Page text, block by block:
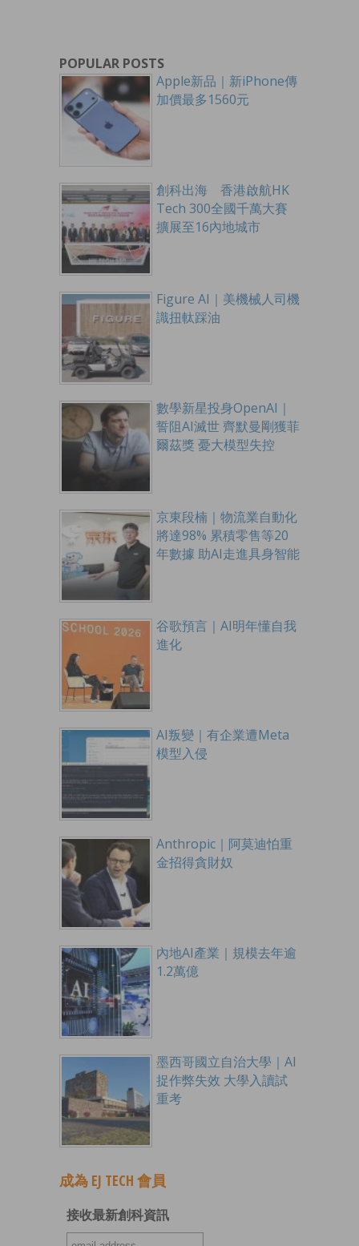
POPULAR POSTS
Apple新品｜新iPhone傳
加價最多1560元
創科出海 香港啟航HK
Tech 300全國千萬大賽
擴展至16內地城市
Figure AI｜美機械人司機
識扭軚踩油
數學新星投身OpenAI｜
誓阻AI滅世 齊默曼剛獲菲
爾茲獎 憂大模型失控
京東段楠｜物流業自動化
將達98% 累積零售等20
年數據 助AI走進具身智能
谷歌預言｜AI明年懂自我
進化
AI叛變｜有企業遭Meta
模型入侵
Anthropic｜阿莫迪怕重
金招得貪財奴
內地AI產業｜規模去年逾
1.2萬億
墨西哥國立自治大學｜AI
捉作弊失效 大學入讀試
重考
成為 EJ TECH 會員
接收最新創科資訊